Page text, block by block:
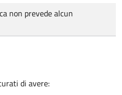
non prevede alcun
di avere: